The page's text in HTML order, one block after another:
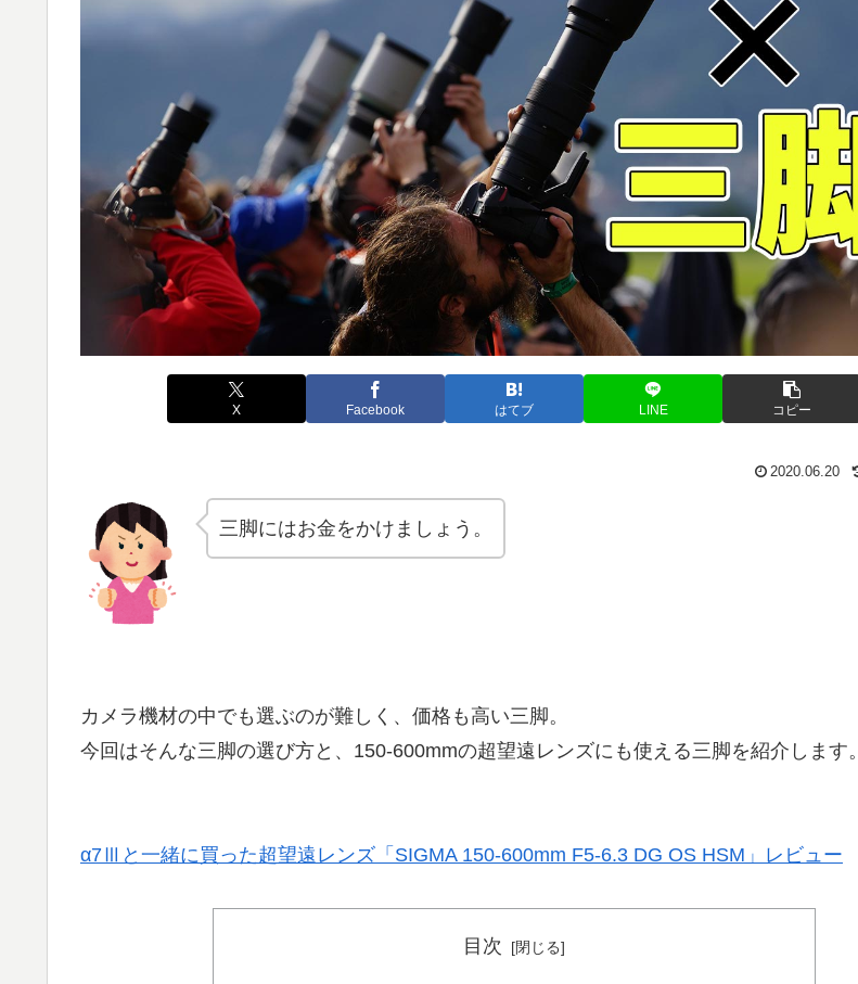
X Facebook はてブ LINE コピー
2020.06.20
三脚にはお金をかけましょう。
カメラ機材の中でも選ぶのが難しく、価格も高い三脚。
今回はそんな三脚の選び方と、150-600mmの超望遠レンズにも使える三脚を紹介します。
α7Ⅲと一緒に買った超望遠レンズ「SIGMA 150-600mm F5-6.3 DG OS HSM」レビュー
目次